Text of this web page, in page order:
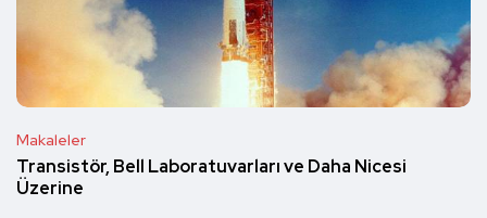
Makaleler
Transistör, Bell Laboratuvarları ve Daha Nicesi
Üzerine